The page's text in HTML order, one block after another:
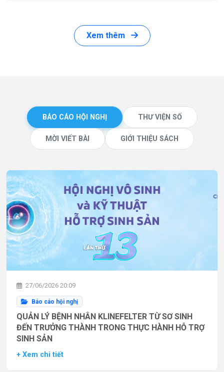
Xem thêm
BÁO CÁO HỘI NGHỊ THƯ VIỆN SỐ
MỜI VIẾT BÀI GIỚI THIỆU SÁCH
27/06/2026 20:09
Báo cáo hội nghị
QUẢN LÝ BỆNH NHÂN KLINEFELTER TỪ SƠ SINH
ĐẾN TRƯỞNG THÀNH TRONG THỰC HÀNH HỖ TRỢ
SINH SẢN
+ Xem chi tiết